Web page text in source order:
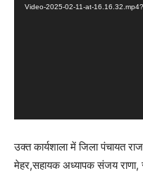
r
Video-2025-02-11-at-
उक्त कार्यशाला में जिला पंचायत
मेहर,सहायक अध्यापक संजय राणा,